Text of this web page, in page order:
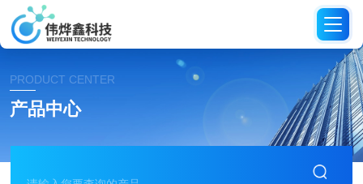
PRODUCT CENTER
产品中心